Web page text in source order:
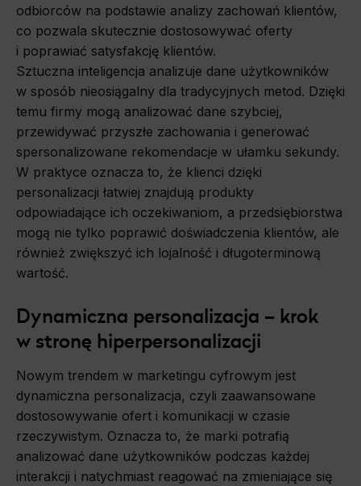
odbiorców na podstawie analizy zachowań klientów,
co pozwala skutecznie dostosowywać oferty
i poprawiać satysfakcję klientów.
Sztuczna inteligencja analizuje dane użytkowników
w sposób nieosiągalny dla tradycyjnych metod. Dzięki
temu firmy mogą analizować dane szybciej,
przewidywać przyszłe zachowania i generować
spersonalizowane rekomendacje w ułamku sekundy.
W praktyce oznacza to, że klienci dzięki
personalizacji łatwiej znajdują produkty
odpowiadające ich oczekiwaniom, a przedsiębiorstwa
mogą nie tylko poprawić doświadczenia klientów, ale
również zwiększyć ich lojalność i długoterminową
wartość.
Dynamiczna personalizacja – krok
w stronę hiperpersonalizacji
Nowym trendem w marketingu cyfrowym jest
dynamiczna personalizacja, czyli zaawansowane
dostosowywanie ofert i komunikacji w czasie
rzeczywistym. Oznacza to, że marki potrafią
analizować dane użytkowników podczas każdej
interakcji i natychmiast reagować na zmieniające się